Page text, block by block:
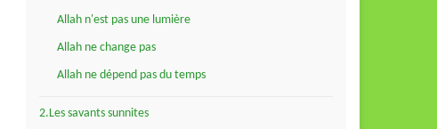
Allah n'est pas une lumière
Allah ne change pas
Allah ne dépend pas du temps
2.Les savants sunnites